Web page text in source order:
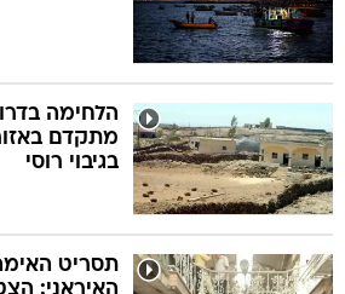
הלחימה
מתקדם
בגיבוי רוסי
תסריט
האיראני: